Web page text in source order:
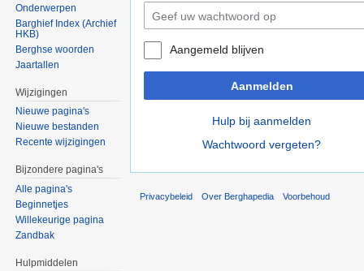
Aangemeld blijven
Aanmelden
Hulp bij aanmelden
Wachtwoord vergeten?
Onderwerpen
Barghief Index (Archief
HKB)
Berghse woorden
Jaartallen
Wijzigingen
Nieuwe pagina's
Nieuwe bestanden
Recente wijzigingen
Bijzondere pagina's
Alle pagina's
Beginnetjes
Willekeurige pagina
Zandbak
Hulpmiddelen
Privacybeleid Over Berghapedia Voorbehoud